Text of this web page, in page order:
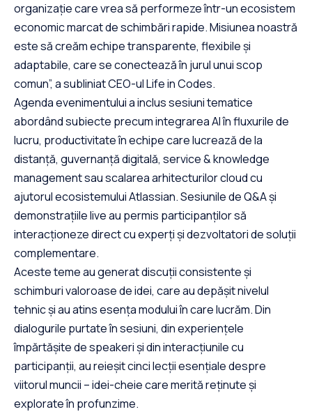
organizație care vrea să performeze într-un ecosistem
economic marcat de schimbări rapide. Misiunea noastră
este să creăm echipe transparente, flexibile și
adaptabile, care se conectează în jurul unui scop
comun”, a subliniat CEO-ul Life in Codes.
Agenda evenimentului a inclus sesiuni tematice
abordând subiecte precum integrarea AI în fluxurile de
lucru, productivitate în echipe care lucrează de la
distanță, guvernanță digitală, service & knowledge
management sau scalarea arhitecturilor cloud cu
ajutorul ecosistemului Atlassian. Sesiunile de Q&A și
demonstrațiile live au permis participanților să
interacționeze direct cu experți și dezvoltatori de soluții
complementare.
Aceste teme au generat discuții consistente și
schimburi valoroase de idei, care au depășit nivelul
tehnic și au atins esența modului în care lucrăm. Din
dialogurile purtate în sesiuni, din experiențele
împărtășite de speakeri și din interacțiunile cu
participanții, au reieșit cinci lecții esențiale despre
viitorul muncii – idei-cheie care merită reținute și
explorate în profunzime.